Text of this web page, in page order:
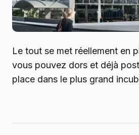
Le tout se met réellement en
vous pouvez dors et déjà
place dans le plus grand